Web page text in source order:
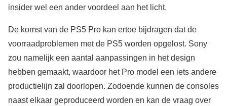
insider wel een ander voordeel aan het licht.
De komst van de PS5 Pro kan ertoe bijdragen dat de
voorraadproblemen met de PS5 worden opgelost. Sony
zou namelijk een aantal aanpassingen in het design
hebben gemaakt, waardoor het Pro model een iets andere
productielijn zal doorlopen. Zodoende kunnen de consoles
naast elkaar geproduceerd worden en kan de vraag over